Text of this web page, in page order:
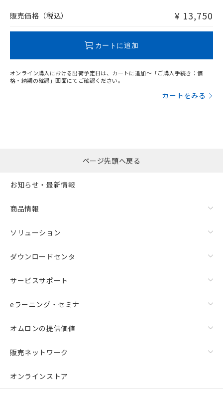
問い合わせください。
販売価格（税込） ¥ 13,750
カートに追加
オンライン購入における出荷予定日は、カートに追加～「ご購入手続き：価
格・納期の確認」画面にてご確認ください。
カートをみる
ページ先頭へ戻る
お知らせ・最新情報
商品情報
ソリューション
ダウンロードセンタ
サービスサポート
eラーニング・セミナ
オムロンの提供価値
販売ネットワーク
オンラインストア